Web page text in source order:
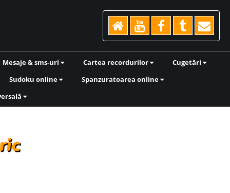
Mesaje & sms-uri Cartea recordurilor
Cugetări
Sudoku online
Spanzuratoarea online